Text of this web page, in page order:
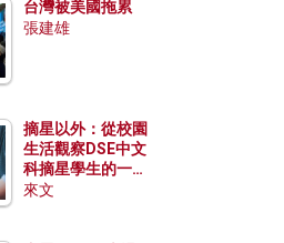
台灣被美國拖累
張建雄
摘星以外：從校園
生活觀察DSE中文
科摘星學生的一點
特質
來文